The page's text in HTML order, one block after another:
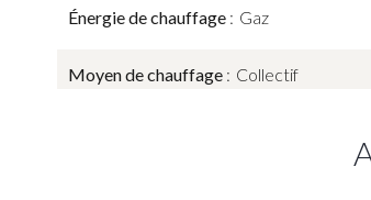
Énergie de chauffage Gaz
Moyen de chauffage Collectif